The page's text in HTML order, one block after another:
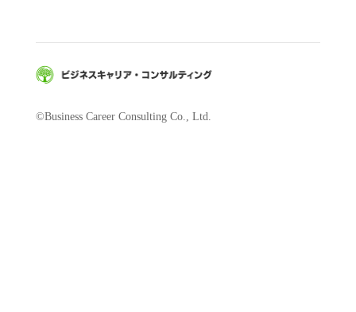
©Business Career Consulting Co., Ltd.